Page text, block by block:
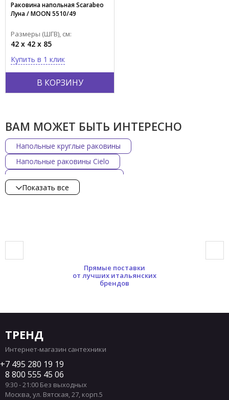
В КОРЗИНУ
Раковина напольная Scarabeo
Луна / MOON 5510/49
Размеры (ШГВ), см:
42 x 42 x 85
Купить в 1 клик
ВАМ МОЖЕТ БЫТЬ ИНТЕРЕСНО
Напольные круглые раковины
Напольные раковины Cielo
Напольные раковины Scarabeo
Показать все
Прямые поставки
от лучших итальянских
брендов
ТРЕНД
Интернет-магазин сантехники
7 495 280 19 19
8 800 555 45 06
9:30 - 21:00 Без выходных
Москва,ул. Вятская, 27, корп.5